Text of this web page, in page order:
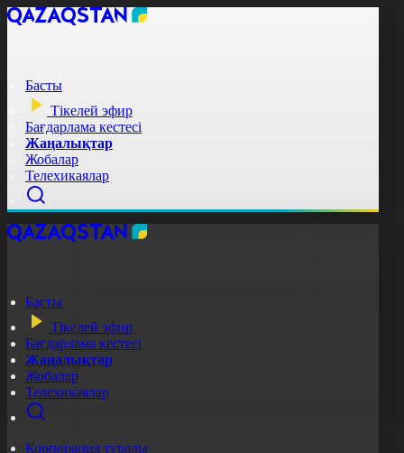
Басты
Тікелей эфир
Бағдарлама кестесі
Жаңалықтар
Жобалар
Телехикаялар
Басты
Тікелей эфир
Бағдарлама кестесі
Жаңалықтар
Жобалар
Телехикаялар
Корпорация туралы